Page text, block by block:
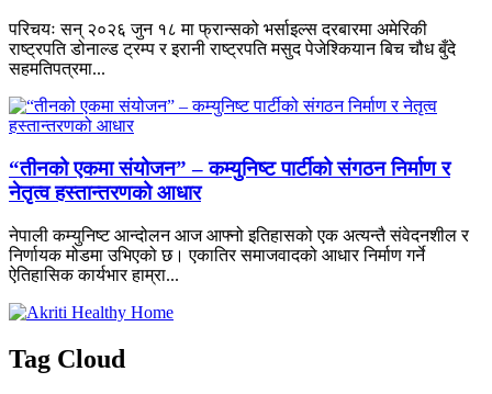
परिचयः सन् २०२६ जुन १८ मा फ्रान्सको भर्साइल्स दरबारमा अमेरिकी
राष्ट्रपति डोनाल्ड ट्रम्प र इरानी राष्ट्रपति मसुद पेजेश्कियान बिच चौध बुँदे
सहमतिपत्रमा...
“तीनको एकमा संयोजन” – कम्युनिष्ट पार्टीको संगठन निर्माण र
नेतृत्व हस्तान्तरणको आधार
नेपाली कम्युनिष्ट आन्दोलन आज आफ्नो इतिहासको एक अत्यन्तै संवेदनशील र
निर्णायक मोडमा उभिएको छ। एकातिर समाजवादको आधार निर्माण गर्ने
ऐतिहासिक कार्यभार हाम्रा...
Tag Cloud